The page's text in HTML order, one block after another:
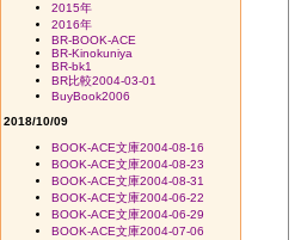
2015年
2016年
BR-BOOK-ACE
BR-Kinokuniya
BR-bk1
BR比較2004-03-01
BuyBook2006
2018/10/09
BOOK-ACE文庫2004-08-16
BOOK-ACE文庫2004-08-23
BOOK-ACE文庫2004-08-31
BOOK-ACE文庫2004-06-22
BOOK-ACE文庫2004-06-29
BOOK-ACE文庫2004-07-06